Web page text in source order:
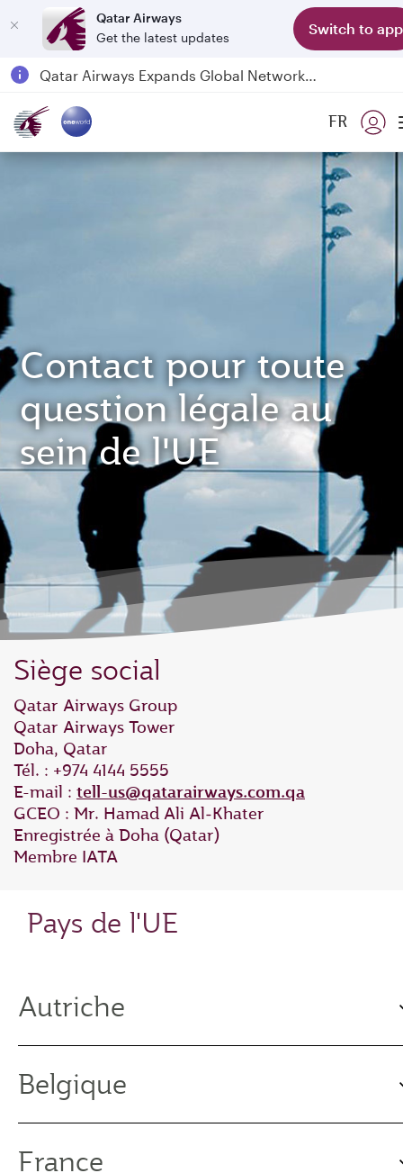
Qatar Airways
Get the latest updates
Switch to app
Qatar Airways Expands Global Network to over 160 Destinations
6 August 2026: Qatar Airways flight resumption to Bahrain (BAH), Erbil (EBL), and Kuwait (KWI)
FR
Contact pour toute
question légale au
sein de l'UE
Siège social
Qatar Airways Group
Qatar Airways Tower
Doha, Qatar
Tél. : +974 4144 5555
E-mail : tell-us@qatarairways.com.qa
GCEO : Mr. Hamad Ali Al‑Khater
Enregistrée à Doha (Qatar)
Membre IATA
Pays de l'UE
Autriche
Belgique
France